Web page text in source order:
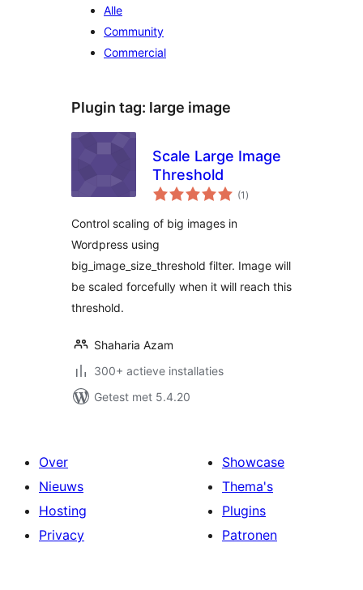
Alle
Community
Commercial
Plugin tag: large image
Scale Large Image
Threshold
(1 totaal
waarderingen
)
Control scaling of big images in
Wordpress using
big_image_size_threshold filter. Image will
be scaled forcefully when it will reach this
threshold.
Shaharia Azam
300+ actieve installaties
Getest met 5.4.20
Over
Nieuws
Hosting
Privacy
Showcase
Thema's
Plugins
Patronen